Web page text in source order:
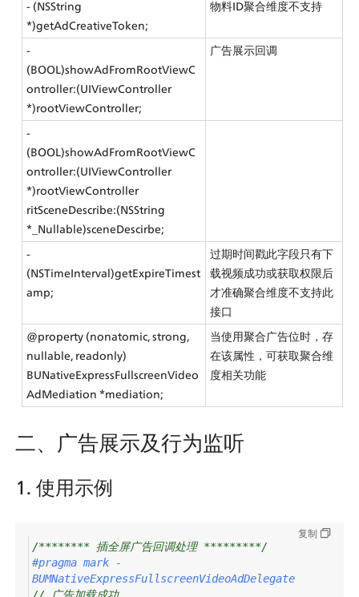
- (NSString
*)getAdCreativeToken;
物料ID聚合维度不支持
-
(BOOL)showAdFromRootViewC
ontroller:(UIViewController
*)rootViewController;
广告展示回调
-
(BOOL)showAdFromRootViewC
ontroller:(UIViewController
*)rootViewController
ritSceneDescribe:(NSString
*_Nullable)sceneDescirbe;
-
(NSTimeInterval)getExpireTimest
amp;
过期时间戳此字段只有下
载视频成功或获取权限后
才准确聚合维度不支持此
接口
@property (nonatomic, strong,
nullable, readonly)
BUNativeExpressFullscreenVideo
AdMediation *mediation;
当使用聚合广告位时，存
在该属性，可获取聚合维
度相关功能
二、广告展示及行为监听
1. 使用示例
复制
/******** 插全屏广告回调处理 *********/
#pragma mark -
BUMNativeExpressFullscreenVideoAdDelegate